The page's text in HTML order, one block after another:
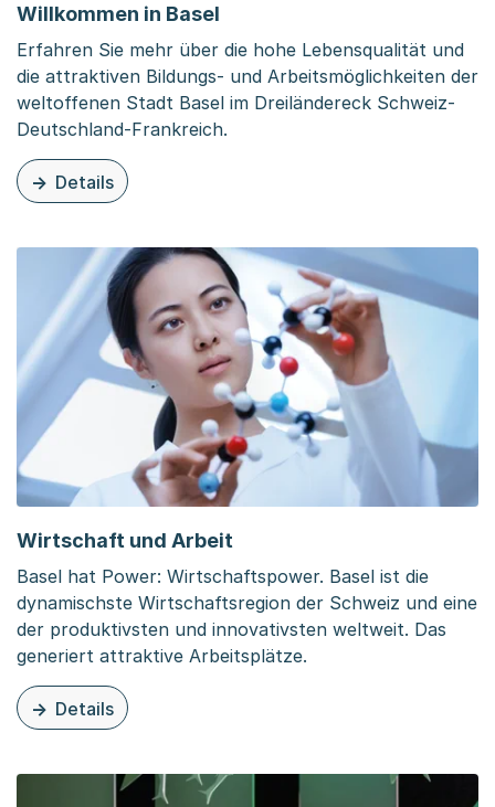
Willkommen in Basel
Erfahren Sie mehr über die hohe Lebensqualität und
die attraktiven Bildungs- und Arbeitsmöglichkeiten der
weltoffenen Stadt Basel im Dreiländereck Schweiz-
Deutschland-Frankreich.
Details
zu dieser Seite: Willkommen in Basel
Wirtschaft und Arbeit
Basel hat Power: Wirtschaftspower. Basel ist die
dynamischste Wirtschaftsregion der Schweiz und eine
der produktivsten und innovativsten weltweit. Das
generiert attraktive Arbeitsplätze.
Details
zu dieser Seite: Wirtschaft und Arbeit